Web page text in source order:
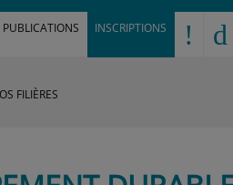
! d
PUBLICATIONS INSCRIPTIONS
FILIÈRES